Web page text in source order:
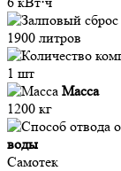
1900 литров
1 шт
Масса
1200 кг
воды
Самотек